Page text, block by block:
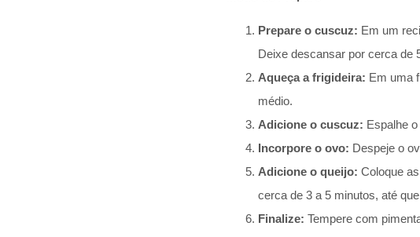
Prepare o cuscuz: Em um
Deixe descansar por cerca de
Aqueça a frigideira: Em uma
médio.
Adicione o cuscuz: Espalhe
Incorpore o ovo: Despeje o
Adicione o queijo: Coloque
cerca de 3 a 5 minutos, até
Finalize: Tempere com